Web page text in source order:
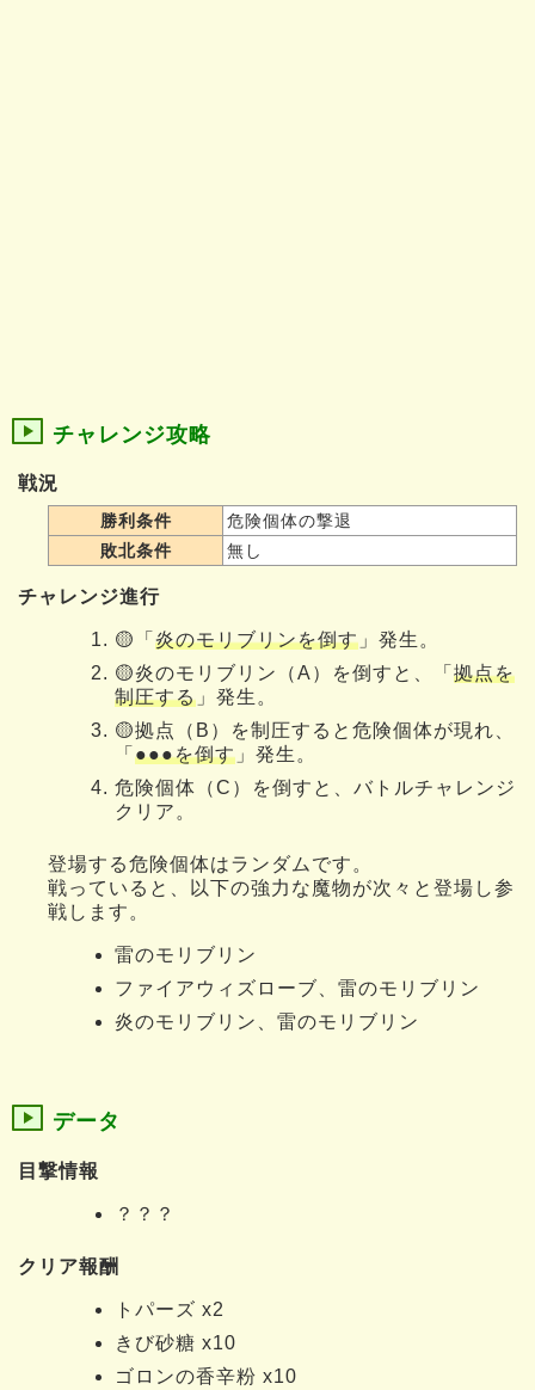
チャレンジ攻略
戦況
勝利条件
危険個体の撃退
敗北条件
無し
チャレンジ進行
🟡「 炎のモリブリンを倒す 」発生。
🟡炎のモリブリン（A）を倒すと、「 拠点を
制圧する 」発生。
🟡拠点（B）を制圧すると危険個体が現れ、
「 ●●●を倒す 」発生。
危険個体（C）を倒すと、バトルチャレンジ
クリア。
登場する危険個体はランダムです。
戦っていると、以下の強力な魔物が次々と登場し参
戦します。
雷のモリブリン
ファイアウィズローブ、雷のモリブリン
炎のモリブリン、雷のモリブリン
データ
目撃情報
？？？
クリア報酬
トパーズ x2
きび砂糖 x10
ゴロンの香辛粉 x10